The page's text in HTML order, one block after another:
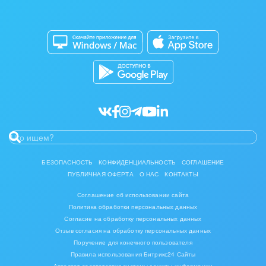
Инвестиционный бизнес
Интерьер, дизайн, декор
Консалтинговые и управленческие услуги
Мебель, лес, деревообработка
Медицина и фармацевтика
Металлургия
Кибербезопасность
Битрикс24 Маркет
Разработчикам приложений
БЕЗОПАСНОСТЬ КОНФИДЕНЦИАЛЬНОСТЬ
СОГЛАШЕНИЕ
ПУБЛИЧНАЯ ОФЕРТА
О НАС КОНТАКТЫ
Соглашение об использовании сайта
Политика обработки персональных данных
Согласие на обработку персональных данных
Отзыв согласия на обработку персональных данных
Поручение для конечного пользователя
Правила использования Битрикс24 Сайты